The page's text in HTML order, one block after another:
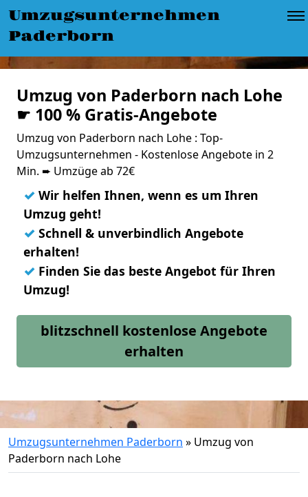
Umzugsunternehmen
Paderborn
Umzug von Paderborn nach Lohe
☛ 100 % Gratis-Angebote
Umzug von Paderborn nach Lohe : Top-
Umzugsunternehmen - Kostenlose Angebote in 2
Min. ➨ Umzüge ab 72€
✓ Wir helfen Ihnen, wenn es um Ihren
Umzug geht!
✓ Schnell & unverbindlich Angebote
erhalten!
✓ Finden Sie das beste Angebot für Ihren
Umzug!
blitzschnell kostenlose Angebote
erhalten
Umzugsunternehmen Paderborn » Umzug von
Paderborn nach Lohe